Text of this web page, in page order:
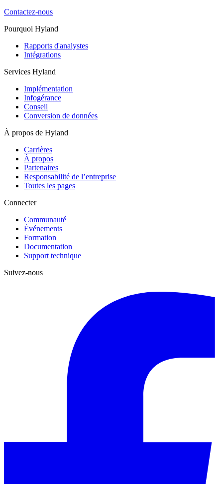
Contactez-nous
Pourquoi Hyland
Rapports d'analystes
Intégrations
Services Hyland
Implémentation
Infogérance
Conseil
Conversion de données
À propos de Hyland
Carrières
À propos
Partenaires
Responsabilité de l’entreprise
Toutes les pages
Connecter
Communauté
Événements
Formation
Documentation
Support technique
Suivez-nous